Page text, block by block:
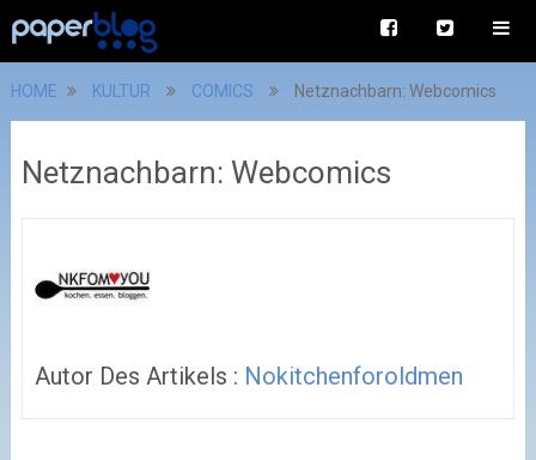
HOME KULTUR COMICS Netznachbarn: Webcomics
Netznachbarn: Webcomics
Autor Des Artikels : Nokitchenforoldmen